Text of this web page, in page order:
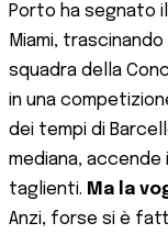
Porto ha segnato
Miami,
squadra della
in una
dei tempi di
mediana,
taglienti. Ma la
Anzi, forse si è